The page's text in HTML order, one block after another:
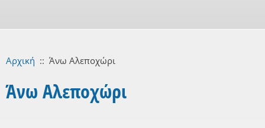
Αρχική :: Άνω Αλεποχώρι
Άνω Αλεποχώρι